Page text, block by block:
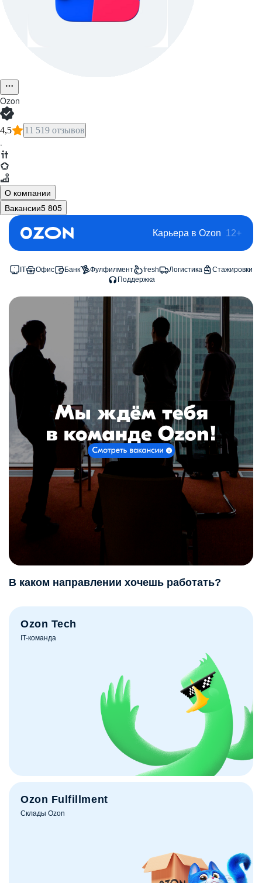
Ozon
4,5 11 519 отзывов
·
О компании
Вакансии5 805
Карьера в Ozon 12+
IT Офис Банк Фулфилмент fresh Логистика
Стажировки
Поддержка
В каком направлении хочешь работать?
Ozon Tech
IT-команда
Ozon Fulfillment
Склады Ozon